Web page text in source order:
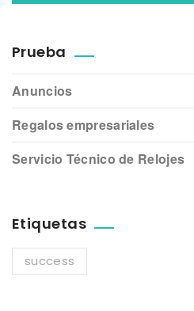
Prueba
Anuncios
Regalos empresariales
Servicio Técnico de Relojes
Etiquetas
success